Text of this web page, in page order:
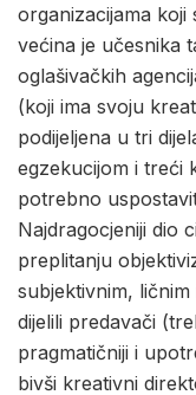
organizacijama koji
većina je učesnika
oglašivačkih
(koji ima svoju
podijeljena u tri
egzekucijom i treći
potrebno
Najdragocjeniji dio
preplitanju
subjektivnim,
dijelili predavači
pragmatičniji i
bivši kreativni